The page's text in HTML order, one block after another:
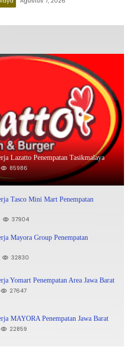
Lazatto Penempatan Tasikmalaya
85986
Tasco Mini Mart Penempatan
37904
Mayora Group Penempatan
32830
Yomart Penempatan Area Jawa Barat
27647
MAYORA Penempatan Jawa Barat
22859